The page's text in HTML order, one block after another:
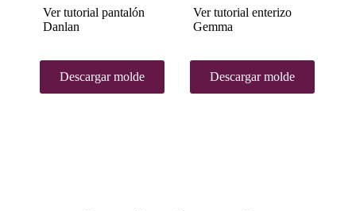
Ver tutorial pantalón
Danlan
Descargar molde
Ver tutorial enterizo
Gemma
Descargar molde